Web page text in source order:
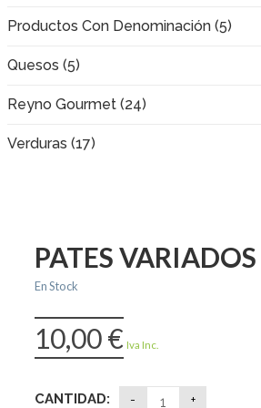
Productos Con Denominación (5)
Quesos (5)
Reyno Gourmet (24)
Verduras (17)
PATES VARIADOS
En Stock
10,00€ Iva Inc.
CANTIDAD: